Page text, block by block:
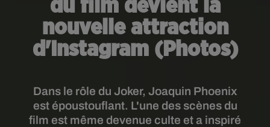
du film devient la
nouvelle attraction
d'Instagram (Photos)
Dans le rôle du Joker, Joaquin Phoenix
est époustouflant. L'une des scènes du
film est même devenue culte et a inspiré